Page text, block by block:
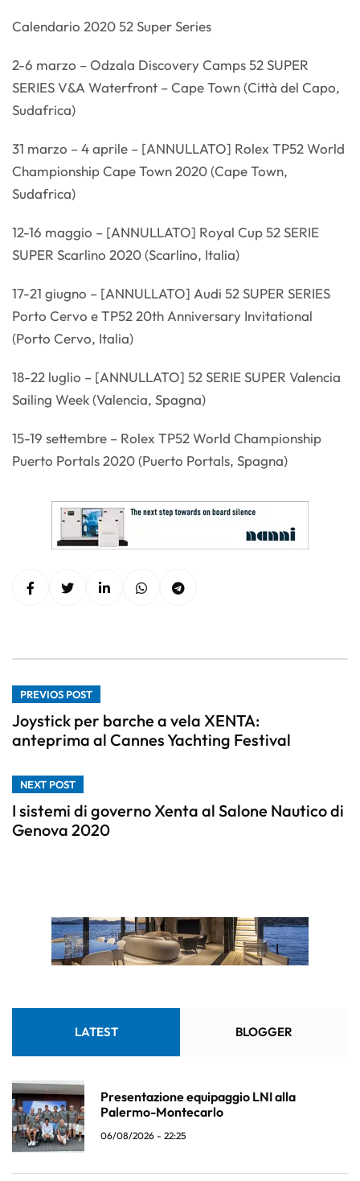
Calendario 2020 52 Super Series
2-6 marzo – Odzala Discovery Camps 52 SUPER
SERIES V&A Waterfront – Cape Town (Città del Capo,
Sudafrica)
31 marzo – 4 aprile – [ANNULLATO] Rolex TP52 World
Championship Cape Town 2020 (Cape Town,
Sudafrica)
12-16 maggio – [ANNULLATO] Royal Cup 52 SERIE
SUPER Scarlino 2020 (Scarlino, Italia)
17-21 giugno – [ANNULLATO] Audi 52 SUPER SERIES
Porto Cervo e TP52 20th Anniversary Invitational
(Porto Cervo, Italia)
18-22 luglio – [ANNULLATO] 52 SERIE SUPER Valencia
Sailing Week (Valencia, Spagna)
15-19 settembre – Rolex TP52 World Championship
Puerto Portals 2020 (Puerto Portals, Spagna)
PREVIOS POST
Joystick per barche a vela XENTA:
anteprima al Cannes Yachting Festival
NEXT POST
I sistemi di governo Xenta al Salone Nautico di
Genova 2020
LATEST BLOGGER
Presentazione equipaggio LNI alla
Palermo-Montecarlo
06/08/2026 - 22:25